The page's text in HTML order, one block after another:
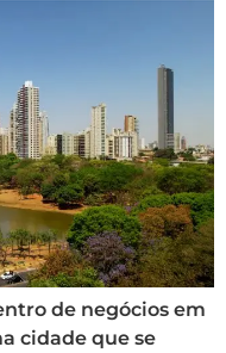
de negócios em
cidade que se